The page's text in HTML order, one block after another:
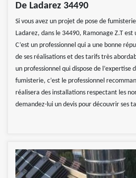
De Ladarez 34490
Si vous avez un projet de pose de
Ladarez, dans le 34490, Ramonage Z.T
C’est un professionnel qui a une bonne
de ses réalisations et des tarifs très
un professionnel qui dispose de l’expertise
fumisterie, c’est le professionnel
réalisera des installations respectant les
demandez-lui un devis pour découvrir ses